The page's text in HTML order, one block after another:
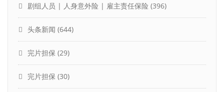
剧组人员 | 人身意外险 | 雇主责任保险 (396)
头条新闻 (644)
完片担保 (29)
完片担保 (30)